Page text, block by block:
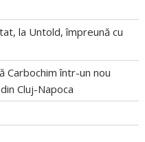
la Untold, împreună cu
Carbochim într-un nou
Cluj-Napoca